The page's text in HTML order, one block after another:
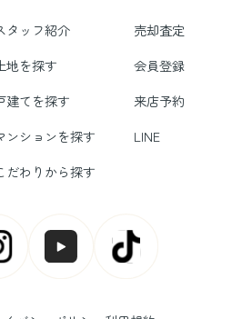
タッフ紹介
売却査定
地を探す
会員登録
建てを探す
来店予約
ンションを探す
LINE
だわりから探す